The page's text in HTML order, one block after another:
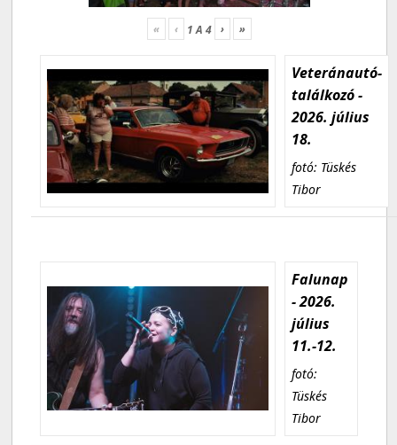
« ‹ 1A 4 › »
Veteránautó-
találkozó -
2026. július
18.
fotó: Tüskés
Tibor
Falunap
- 2026.
július
11.-12.
fotó:
Tüskés
Tibor